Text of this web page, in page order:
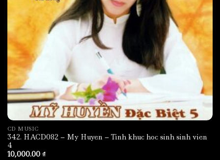
CD MUSIC
342. HACD082 – My Huyen – Tinh khuc hoc sinh sinh vien
4
10,000.00 ₫